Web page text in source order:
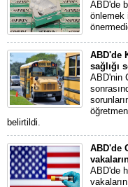
ABD'de
önlemek
ABD'de
sağlığı
ABD'nin
belirtildi.
ABD'de
ABD'de